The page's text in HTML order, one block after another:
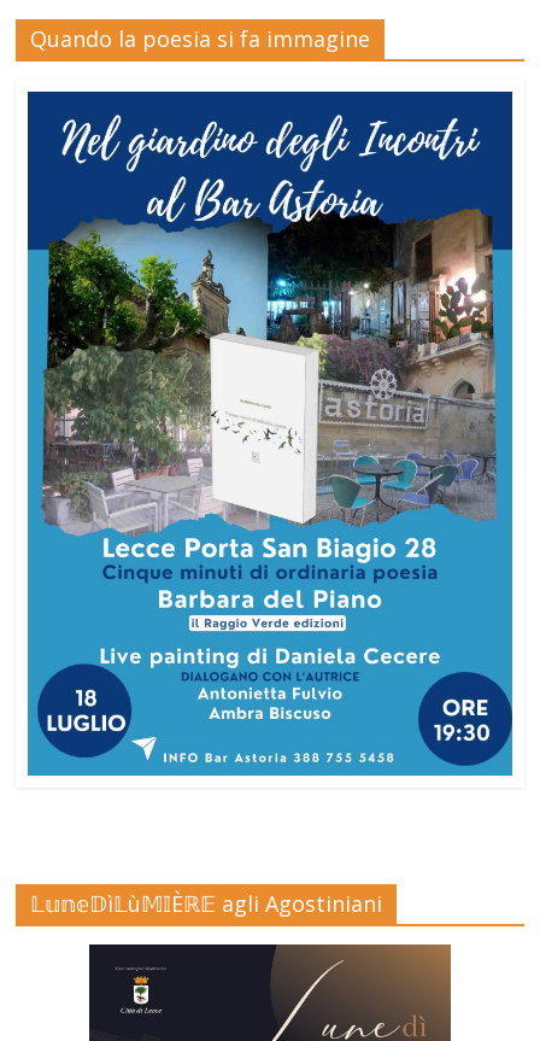
Quando la poesia si fa immagine
𝕃𝕦𝕟𝕖𝔻ì𝕃ù𝕄𝕀Èℝ𝔼 agli Agostiniani